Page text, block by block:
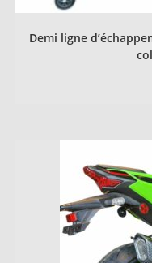
Demi ligne